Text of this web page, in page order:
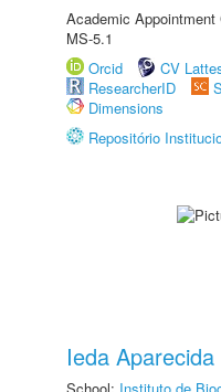
Academic
MS-5.1
Orcid
CV
ResearcherID
Dimensions
Repositório
Ieda